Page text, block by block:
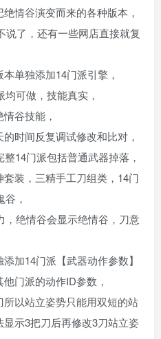
情谷演变而来的各种版本，
说了，还有一些网店直接就复
单独添加14门派引擎，
可做，技能真实，
谷技能，
时间反复调试修改和比对，
14门派包括普通武器掉落，
装，三精手工刀组类，14门
，
绝情谷会显示绝情谷，刀意
加14门派【武器动作参数】
门派的动作ID参数，
以站立姿势只能用双短的站
示3把刀后再修改3刀站立姿